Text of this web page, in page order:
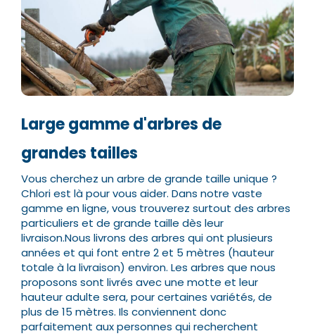
Large gamme d'arbres de
grandes tailles
Vous cherchez un arbre de grande taille unique ?
Chlori est là pour vous aider. Dans notre vaste
gamme en ligne, vous trouverez surtout des arbres
particuliers et de grande taille dès leur
livraison.Nous livrons des arbres qui ont plusieurs
années et qui font entre 2 et 5 mètres (hauteur
totale à la livraison) environ. Les arbres que nous
proposons sont livrés avec une motte et leur
hauteur adulte sera, pour certaines variétés, de
plus de 15 mètres. Ils conviennent donc
parfaitement aux personnes qui recherchent